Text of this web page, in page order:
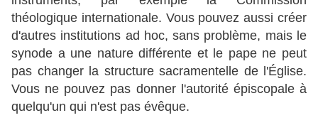
théologique internationale. Vous pouvez aussi créer
d'autres institutions ad hoc, sans problème, mais le
synode a une nature différente et le pape ne peut
pas changer la structure sacramentelle de l'Église.
Vous ne pouvez pas donner l'autorité épiscopale à
quelqu'un qui n'est pas évêque.